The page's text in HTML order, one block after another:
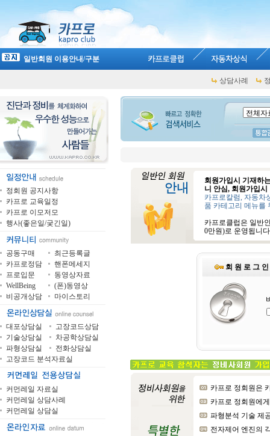
일반회원 이용안내/구분
상담사례
정회원 공지사항
카프로 교육일정
카프로 이모저모
행사(좋은일/궂긴일)
공동구매
최근등록글
카프로정담
핸폰메세지
프로입문
동영상자료
WellBeing
(폰)동영상
비공개상담
마이스토리
대포상담실
고장코드상담
기술상담실
차공학상담실
파형상담실
전화상담실
고장코드 분석자료실
커먼레일 자료실
커먼레일 상담사례
커먼레일 상담실
회원가입시 기재하
니 안심, 회원가입
카프로칼럼, 자동차
품 카테고리 메뉴를
카프로클럽은 일반
0만원)로 운영됩니
회 원 로 그 인
카프로 정회원은
카프로 정회원에
파형분석 기술 제
전자제어 엔진의